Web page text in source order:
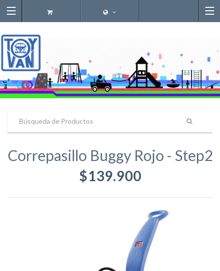
Correpasillo Buggy Rojo - Step2
$139.900